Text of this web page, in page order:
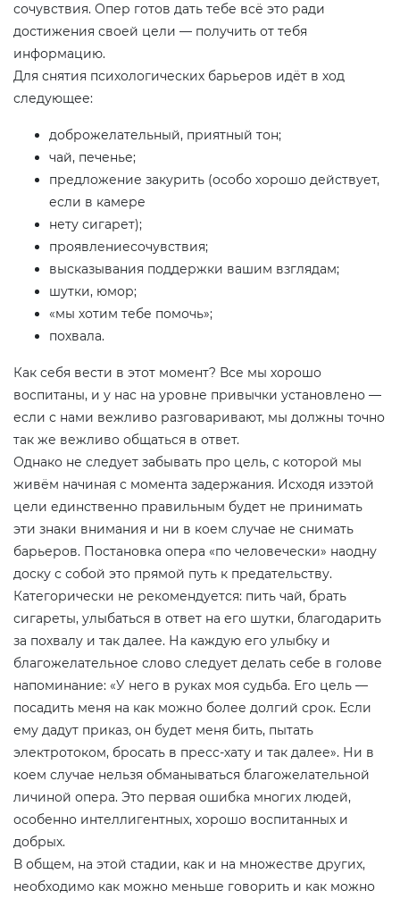
сочувствия. Опер готов дать тебе всё это ради
достижения своей цели — получить от тебя
информацию.
Для снятия психологических барьеров идёт в ход
следующее:
доброжелательный, приятный тон;
чай, печенье;
предложение закурить (особо хорошо действует,
если в камере
нету сигарет);
проявлениесочувствия;
высказывания поддержки вашим взглядам;
шутки, юмор;
«мы хотим тебе помочь»;
похвала.
Как себя вести в этот момент? Все мы хорошо
воспитаны, и у нас на уровне привычки установлено —
если с нами вежливо разговаривают, мы должны точно
так же вежливо общаться в ответ.
Однако не следует забывать про цель, с которой мы
живём начиная с момента задержания. Исходя изэтой
цели единственно правильным будет не принимать
эти знаки внимания и ни в коем случае не снимать
барьеров. Постановка опера «по человечески» наодну
доску с собой это прямой путь к предательству.
Категорически не рекомендуется: пить чай, брать
сигареты, улыбаться в ответ на его шутки, благодарить
за похвалу и так далее. На каждую его улыбку и
благожелательное слово следует делать себе в голове
напоминание: «У него в руках моя судьба. Его цель —
посадить меня на как можно более долгий срок. Если
ему дадут приказ, он будет меня бить, пытать
электротоком, бросать в пресс-хату и так далее». Ни в
коем случае нельзя обманываться благожелательной
личиной опера. Это первая ошибка многих людей,
особенно интеллигентных, хорошо воспитанных и
добрых.
В общем, на этой стадии, как и на множестве других,
необходимо как можно меньше говорить и как можно